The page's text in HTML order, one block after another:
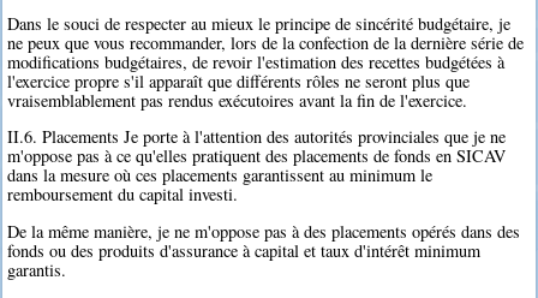
Dans le souci de respecter au mieux le principe de sincérité budgétaire, je
ne peux que vous recommander, lors de la confection de la dernière série de
modifications budgétaires, de revoir l'estimation des recettes budgétées à
l'exercice propre s'il apparaît que différents rôles ne seront plus que
vraisemblablement pas rendus exécutoires avant la fin de l'exercice.
II.6. Placements Je porte à l'attention des autorités provinciales que je ne
m'oppose pas à ce qu'elles pratiquent des placements de fonds en SICAV
dans la mesure où ces placements garantissent au minimum le
remboursement du capital investi.
De la même manière, je ne m'oppose pas à des placements opérés dans des
fonds ou des produits d'assurance à capital et taux d'intérêt minimum
garantis.